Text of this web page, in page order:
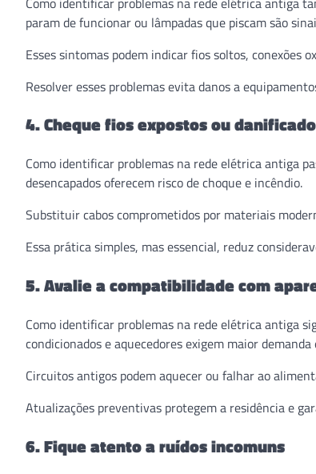
param de funcionar ou lâmpadas que piscam são
Esses sintomas podem indicar fios soltos, conexões
Resolver esses problemas evita danos a
4. Cheque fios expostos ou
Como identificar problemas na rede elétrica antiga
desencapados oferecem risco de choque e incêndio.
Substituir cabos comprometidos por materiais
Essa prática simples, mas essencial, reduz
5. Avalie a compatibilidade com
Como identificar problemas na rede elétrica antiga
condicionados e aquecedores exigem maior
Circuitos antigos podem aquecer ou falhar ao
Atualizações preventivas protegem a residência e
6. Fique atento a ruídos incomuns